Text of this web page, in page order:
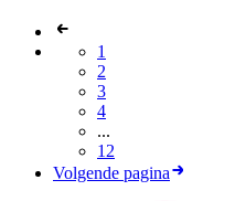
1
2
3
4
...
12
Volgende pagina